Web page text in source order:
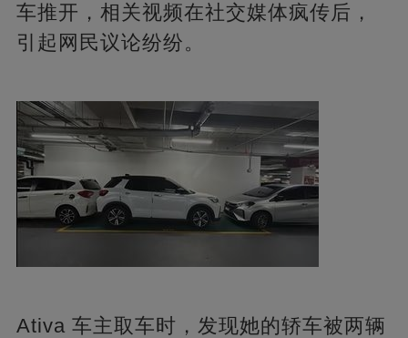
车推开，相关视频在社交媒体疯传后，
引起网民议论纷纷。
Ativa 车主取车时，发现她的轿车被两辆